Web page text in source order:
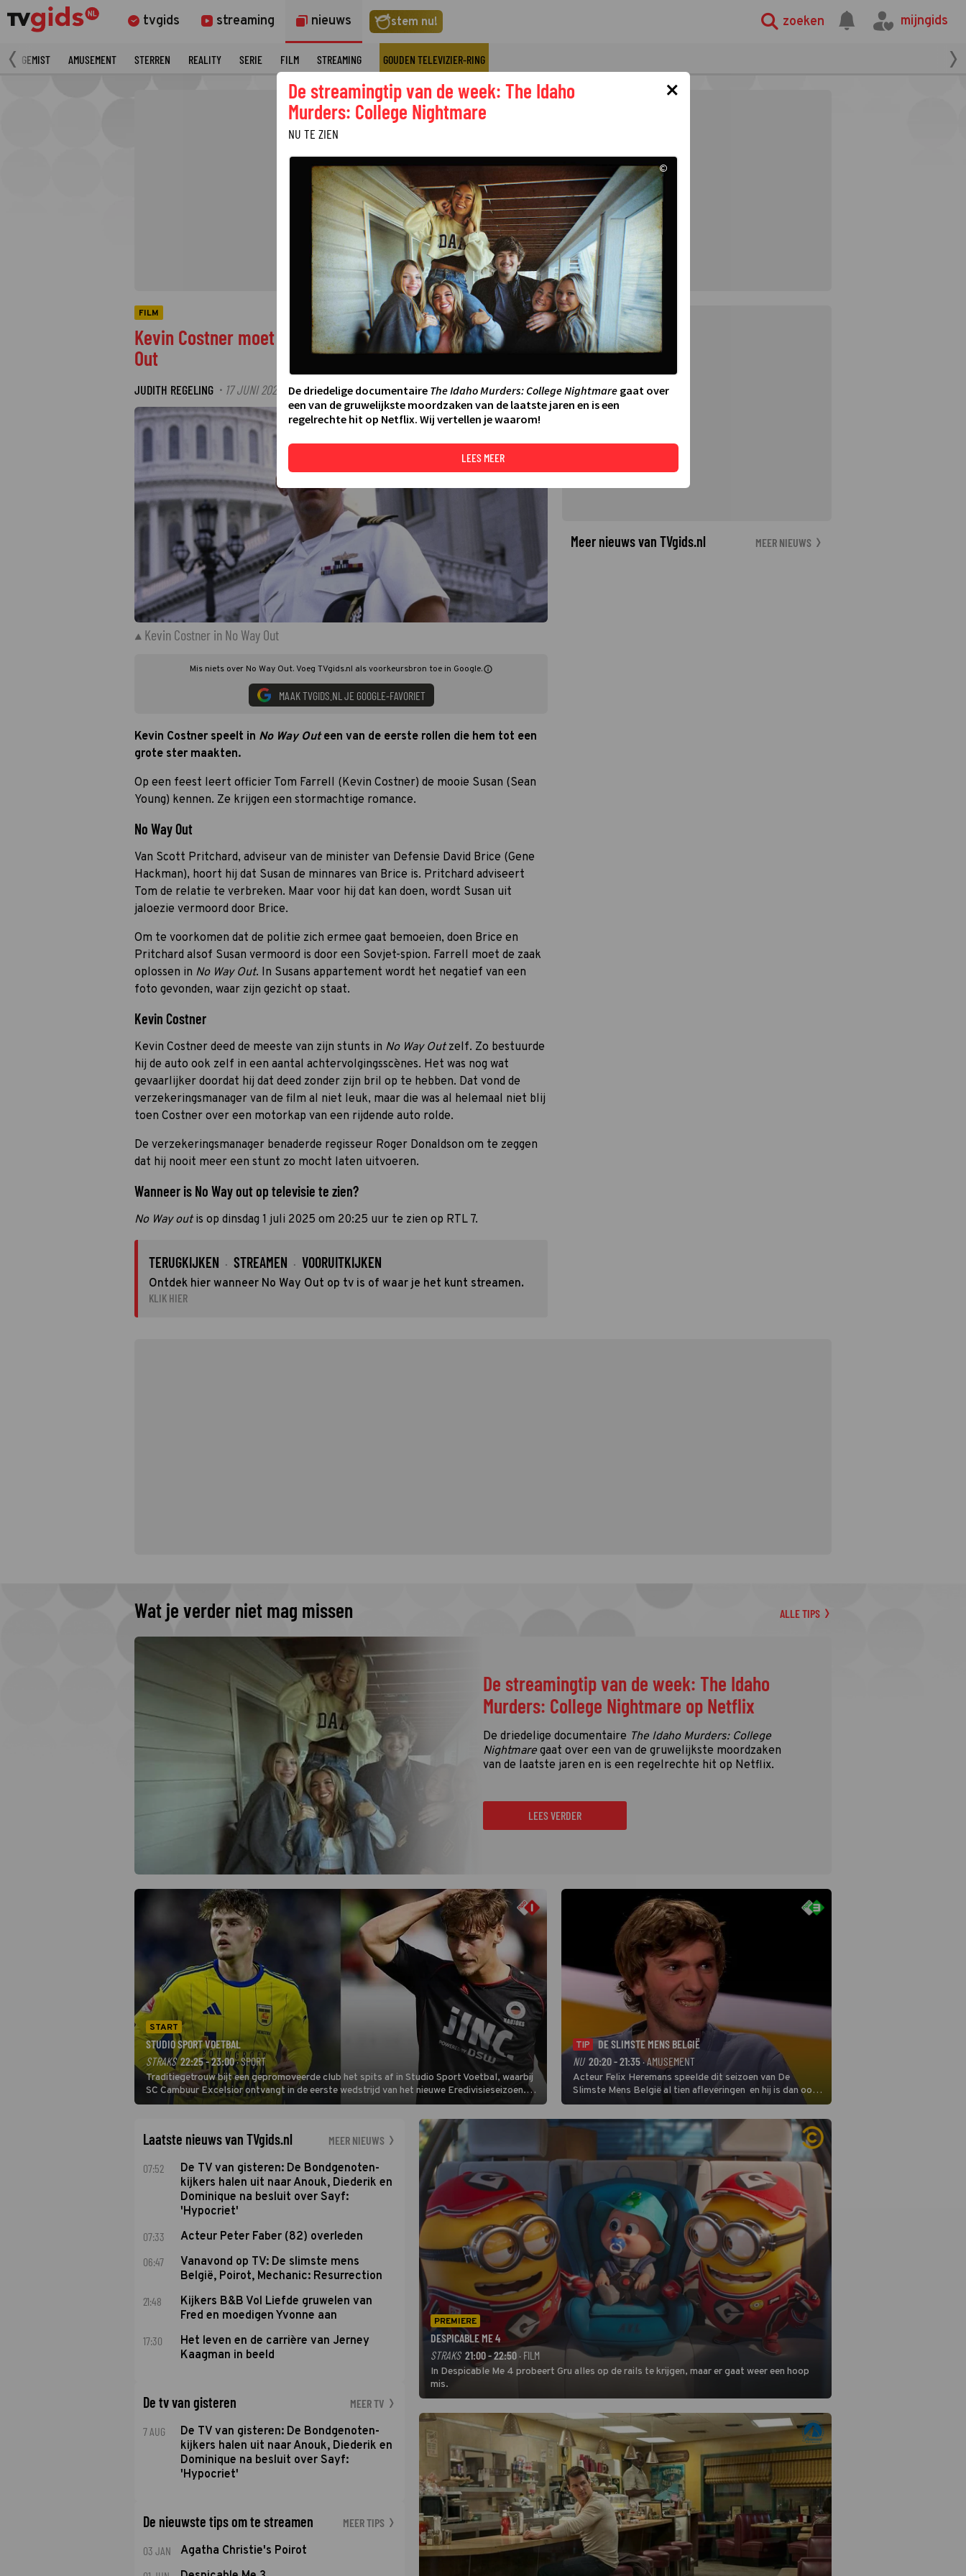
tvgids streaming nieuws stem nu! zoeken mijngids
GEMIST AMUSEMENT STERREN REALITY SERIE FILM STREAMING GOUDEN TELEVIZIER-RING
FILM
Kevin Costner moet zichzelf zien vrij te pleiten in No Way
Out
JUDITH REGELING · 17 JUNI 2025 17:15·LAATSTE UPDATE:18-06-25 11:18
©
Kevin Costner in No Way Out
Mis niets over No Way Out. Voeg TVgids.nl als voorkeursbron toe in Google.
MAAK TVGIDS.NL JE GOOGLE-FAVORIET
Kevin Costner speelt in No Way Outeen van de eerste rollen die hem tot een
grote ster maakten.
Op een feest leert officier Tom Farrell (Kevin Costner) de mooie Susan (Sean
Young) kennen. Ze krijgen een stormachtige romance.
No Way Out
Van Scott Pritchard, adviseur van de minister van Defensie David Brice (Gene
Hackman), hoort hij dat Susan de minnares van Brice is. Pritchard adviseert
Tom de relatie te verbreken. Maar voor hij dat kan doen, wordt Susan uit
jaloezie vermoord door Brice.
Om te voorkomen dat de politie zich ermee gaat bemoeien, doen Brice en
Pritchard alsof Susan vermoord is door een Sovjet-spion. Farrell moet de zaak
oplossen in No Way Out. In Susans appartement wordt het negatief van een
foto gevonden, waar zijn gezicht op staat.
Kevin Costner
Kevin Costner deed de meeste van zijn stunts in No Way Outzelf. Zo bestuurde
hij de auto ook zelf in een aantal achtervolgingsscènes. Het was nog wat
gevaarlijker doordat hij dat deed zonder zijn bril op te hebben. Dat vond de
verzekeringsmanager van de film al niet leuk, maar die was al helemaal niet blij
toen Costner over een motorkap van een rijdende auto rolde.
De verzekeringsmanager benaderde regisseur Roger Donaldson om te zeggen
dat hij nooit meer een stunt zo mocht laten uitvoeren.
Wanneer is No Way out op televisie te zien?
No Way outis op dinsdag 1 juli 2025 om 20:25 uur te zien op RTL 7.
TERUGKIJKEN · STREAMEN · VOORUITKIJKEN
Ontdek hier wanneer No Way Out op tv is of waar je het kunt streamen.
KLIK HIER
Meer nieuws van TVgids.nl MEER NIEUWS
Wat je verder niet mag missen ALLE TIPS
De streamingtip van de week: The Idaho
Murders: College Nightmare op Netflix
De driedelige documentaire The Idaho Murders: College
Nightmare gaat over een van de gruwelijkste moordzaken
van de laatste jaren en is een regelrechte hit op Netflix.
LEES VERDER
START
STUDIO SPORT VOETBAL
STRAKS 22:25 - 23:00· SPORT
Traditiegetrouw bijt een gepromoveerde club het spits af in Studio Sport Voetbal, waarbij
SC Cambuur Excelsior ontvangt in de eerste wedstrijd van het nieuwe Eredivisieseizoen.
De nieuwe oefenmeester is Johan Plat en hij wil aanvallend voetballen.
TIP
DE SLIMSTE MENS BELGIË
NU 20:20 - 21:35· AMUSEMENT
Acteur Felix Heremans speelde dit seizoen van De
Slimste Mens België al tien afleveringen en hij is dan ook
de grote favoriet in deze seizoensfinale. En er is
Nederlandse inbreng, want komiek Soundos El Ahmadi
neemt plaats aan de jurytafel.
Laatste nieuws van TVgids.nl MEER NIEUWS
07:52
De TV van gisteren: De Bondgenoten-
kijkers halen uit naar Anouk, Diederik en
Dominique na besluit over Sayf:
'Hypocriet'
07:33 Acteur Peter Faber (82) overleden
06:47
Vanavond op TV: De slimste mens
België, Poirot, Mechanic: Resurrection
21:48
Kijkers B&B Vol Liefde gruwelen van
Fred en moedigen Yvonne aan
17:30
Het leven en de carrière van Jerney
Kaagman in beeld
De tv van gisteren MEER TV
7 AUG
De TV van gisteren: De Bondgenoten-
kijkers halen uit naar Anouk, Diederik en
Dominique na besluit over Sayf:
'Hypocriet'
De nieuwste tips om te streamen MEER TIPS
03 JAN Agatha Christie's Poirot
PREMIERE
DESPICABLE ME 4
STRAKS 21:00 - 22:50 · FILM
In Despicable Me 4 probeert Gru alles op de rails te krijgen, maar er gaat weer een hoop
mis.
×
De streamingtip van de week: The Idaho
Murders: College Nightmare
NU TE ZIEN
©
De driedelige documentaire The Idaho Murders: College Nightmaregaat over
een van de gruwelijkste moordzaken van de laatste jaren en is een
regelrechte hit op Netflix. Wij vertellen je waarom!
LEES MEER